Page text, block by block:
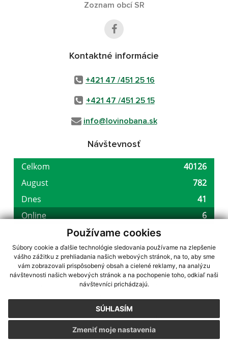
Používame cookies
Súbory cookie a ďalšie technológie sledovania používame na zlepšenie
vášho zážitku z prehliadania našich webových stránok, na to, aby sme
vám zobrazovali prispôsobený obsah a cielené reklamy, na analýzu
návštevnosti našich webových stránok a na pochopenie toho, odkiaľ naši
návštevníci prichádzajú.
SÚHLASÍM
Zmeniť moje nastavenia
Zoznam obcí SR
Kontaktné informácie
+421 47 /451 25 16
+421 47 /451 25 15
info@lovinobana.sk
Návštevnosť
využite možnosť získavania aktuálnych informácií s využitím RSS
CMS systém (redakčný) systém ECHELON 2,Mapa stránok,web portál
webex.digital, s.r.o.,domény,registrácia domény
Posledná aktualizácia:07.08.2026
Vytlačiť stránku|Vyhlásenie o prístupnosti